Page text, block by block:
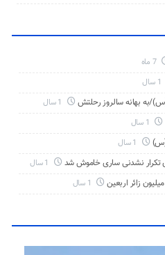
7 ماه
به بهانه سالروز رحلتش
نشدنی ساری خاموش شد